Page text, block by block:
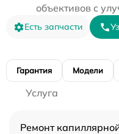
объективов с
Есть запчасти
Гарантия Модели
Услуга
Ремонт